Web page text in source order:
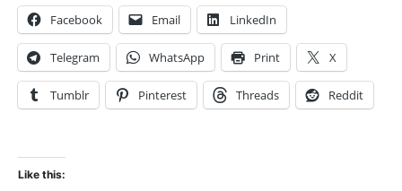
Facebook Email LinkedIn
Telegram WhatsApp Print X
Tumblr Pinterest Threads Reddit
Like this: